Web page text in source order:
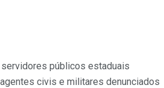
servidores públicos estaduais
civis e militares denunciados